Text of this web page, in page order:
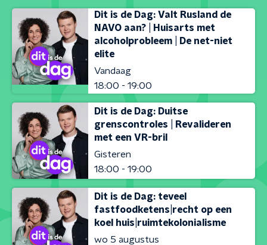
Dit is de Dag: Valt Rusland de
NAVO aan? | Huisarts met
alcoholprobleem | De net-niet
elite
Vandaag
18:00 - 19:00
Dit is de Dag: Duitse
grenscontroles | Revalideren
met een VR-bril
Gisteren
18:00 - 19:00
Dit is de Dag: teveel
fastfoodketens|recht op een
koel huis|ruimtekolonialisme
wo 5 augustus